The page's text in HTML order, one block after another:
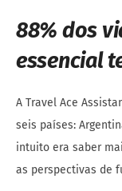
88% dos
essencial
A Travel Ace
seis países:
intuito era saber
as perspectivas de